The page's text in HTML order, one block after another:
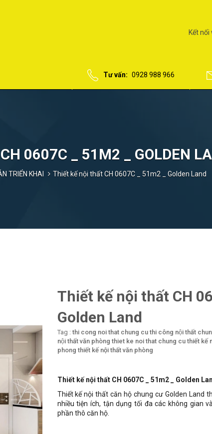
Kết nối
Tư vấn: 0928 988 966
0607C _ 51M2 _ GOLDEN
TRIỂN KHAI Thiết kế nội thất CH 0607C _ 51m2 _ Golden Land
Thiết kế nội thất CH
Golden Land
Tag : thi cong noi that chung cu thi công nội thất
nội thất văn phòng thiet ke noi that chung cu thiết kế
phong thiết kế nội thất văn phòng
Thiết kế nội thất CH 0607C _ 51m2 _ Golden
Thiết kế nội thất căn hộ chung cư Golden Land
nhiều tiện ích, tận dụng tối đa các không gian
phần thô căn hộ.